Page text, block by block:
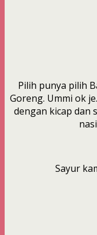
Pilih punya pilih
Goreng. Ummi ok
dengan kicap dan
Sayur